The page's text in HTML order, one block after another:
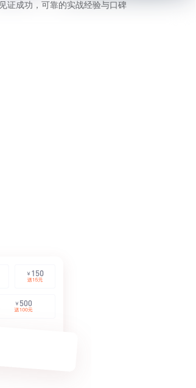
见证成功，可靠的实战经验与口碑